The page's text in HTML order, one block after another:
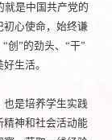
就是中国共产党的
初心使命，始终谦
创”的劲头、“干”
生活。
是培养学生实践
精神和社会活动能